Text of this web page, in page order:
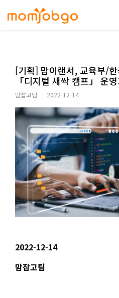
[기획] 맘이랜서, 교육부/
「디지털 새싹 캠프」 운
맘잡고팀 2022-12-14
2022-12-14
맘잡고팀